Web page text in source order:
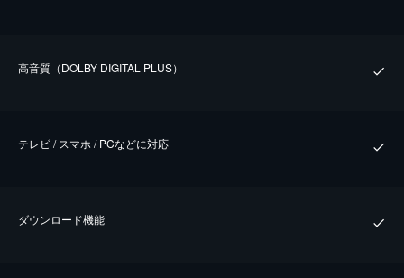
⾼⾳質（DOLBY DIGITAL PLUS）
テレビ / スマホ / PCなどに対応
ダウンロード機能